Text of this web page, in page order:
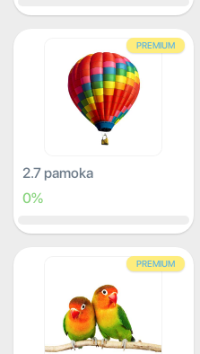
PREMIUM
2.7 pamoka
0%
PREMIUM